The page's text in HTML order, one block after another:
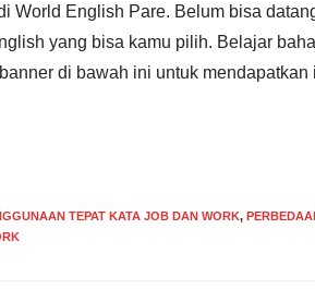
World English Pare. Belum bisa
yang bisa kamu pilih. Belajar
di bawah ini untuk
TEPAT KATA JOB DAN WORK,